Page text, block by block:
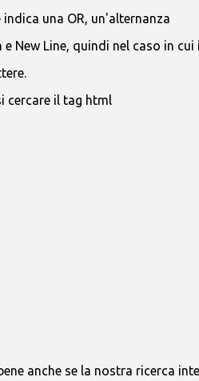
indica una OR, un'alternanza
e New Line, quindi nel caso in
cercare il tag html
anche se la nostra ricerca